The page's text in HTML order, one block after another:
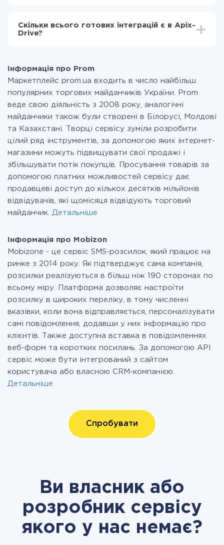
Ви оплачуєте лише кількість даних, які за фактом
передаються з однієї вашої системи в іншу через
при необхідності. Детальніше про
Скільки всього готових інтеграцій є в Apix-
Drive?
Інформація про Prom
Маркетплейс prom.ua входить в число найбільш
популярних торгових майданчиків України. Prom
веде свою діяльність з 2008 року, аналогічні
майданчики також були створені в Білорусі, Молдові
та Казахстані. Творці сервісу зуміли розробити
цілий ряд інструментів, за допомогою яких інтернет-
магазини можуть підвищувати свої продажі і
збільшувати потік покупців. Просування товарів за
допомогою платних можливостей сервісу дає
продавцеві доступ до кількох десятків мільйонів
відвідувачів, які щомісяця відвідують торговий
майданчик. Детальніше
Інформація про Mobizon
Mobizone - це сервіс SMS-розсилок, який працює на
ринке з 2014 року. Як підтверджує сама компанія,
розсилки реалізуються в більш ніж 190 сторонах по
всьому міру. Платформа дозволяє настроїти
розсилку в широких переліку, в тому численні
вказівки, коли вона відправляється, персоналізувати
самі повідомлення, додавши у них інформацію про
клієнтів. Также доступна вставка в повідомленнях
веб-форм та коротких посилань. За допомогою API
сервіс може бути інтегрований з сайтом
користувача або власною CRM-компанією.
Детальніше
Спробувати
Ви власник або
розробник сервісу
якого у нас немає?